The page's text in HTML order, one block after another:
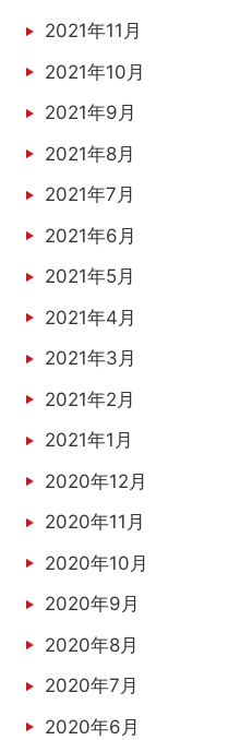
2021年11月
2021年10月
2021年9月
2021年8月
2021年7月
2021年6月
2021年5月
2021年4月
2021年3月
2021年2月
2021年1月
2020年12月
2020年11月
2020年10月
2020年9月
2020年8月
2020年7月
2020年6月